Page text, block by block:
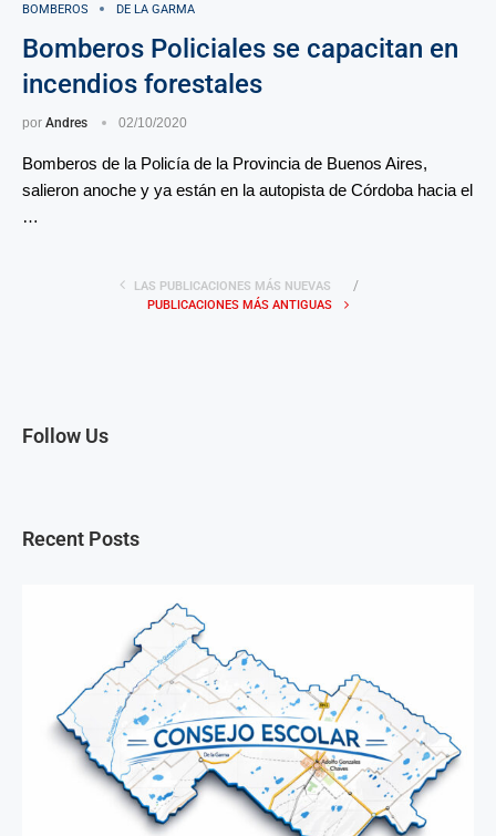
BOMBEROS DE LA GARMA
Bomberos Policiales se capacitan en
incendios forestales
por Andres 02/10/2020
Bomberos de la Policía de la Provincia de Buenos Aires,
salieron anoche y ya están en la autopista de Córdoba hacia el
…
LAS PUBLICACIONES MÁS NUEVAS
PUBLICACIONES MÁS ANTIGUAS
Follow Us
Recent Posts